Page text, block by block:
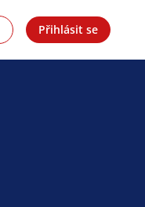
Přihlásit se